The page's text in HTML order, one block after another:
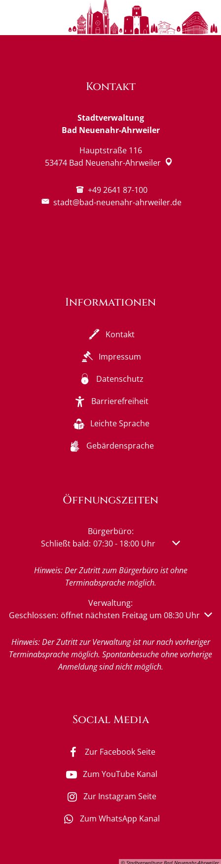
Kontakt
Stadtverwaltung
Bad Neuenahr-Ahrweiler
Hauptstraße 116
53474 Bad Neuenahr-Ahrweiler
+49 2641 87-100
stadt@bad-neuenahr-ahrweiler.de
© Stadtverwaltung Bad Neuenahr-Ahrweiler
Informationen
Kontakt
Impressum
Datenschutz
Barrierefreiheit
Leichte Sprache
Gebärdensprache
Öffnungszeiten
Bürgerbüro:
Klicken, um weitere Öffnungs- oder
Schließt bald: 07:30- 18:00 Uhr Von 07:30
Hinweis: Der Zutritt zum Bürgerbüro ist ohne
Terminabsprache möglich.
Verwaltung:
Klicken, um weitere Öffnungs- oder Schließzeiten
Geschlossen: öffnet nächsten Freitag um 08:30 Uhr
Hinweis: Der Zutritt zur Verwaltung ist nur nach vorheriger
Terminabsprache möglich. Spontanbesuche ohne vorherige
Anmeldung sind nicht möglich.
Social Media
Zur Facebook Seite
Zum YouTube Kanal
Zur Instagram Seite
Zum WhatsApp Kanal